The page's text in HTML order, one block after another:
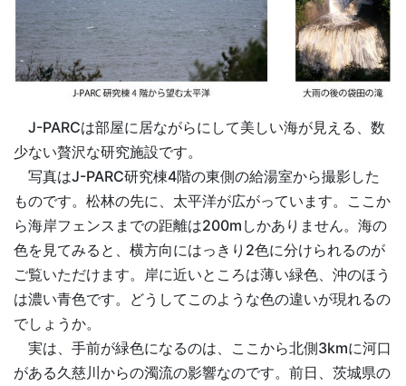
J-PARCは部屋に居ながらにして美しい海が見える、数
少ない贅沢な研究施設です。
写真はJ-PARC研究棟4階の東側の給湯室から撮影した
ものです。松林の先に、太平洋が広がっています。ここか
ら海岸フェンスまでの距離は200mしかありません。海の
色を見てみると、横方向にはっきり2色に分けられるのが
ご覧いただけます。岸に近いところは薄い緑色、沖のほう
は濃い青色です。どうしてこのような色の違いが現れるの
でしょうか。
実は、手前が緑色になるのは、ここから北側3kmに河口
がある久慈川からの濁流の影響なのです。前日、茨城県の